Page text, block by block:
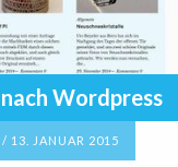
Wordpress
/ 13. JANUAR 2015